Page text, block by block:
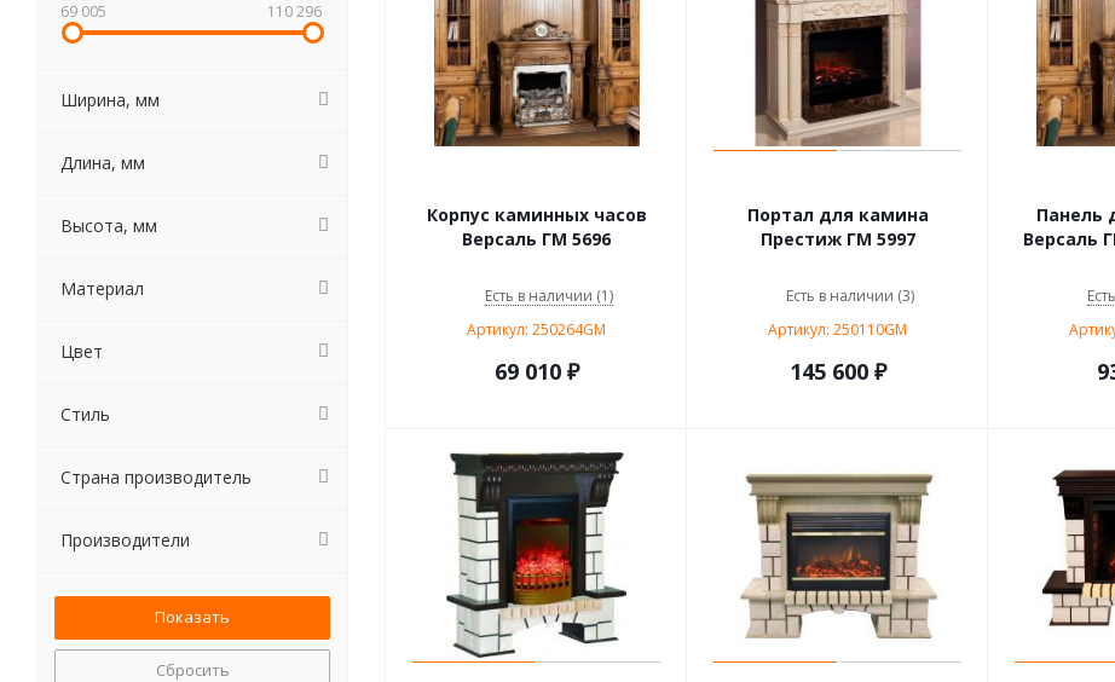
Корпус каминных часов
Версаль ГМ 5696
Есть в наличии (1)
Артикул: 250264GM
69 010₽
Портал для камина
Престиж ГМ 5997
Есть в наличии (3)
Артикул: 250110GM
145 600 ₽
Панель
Версаль
69 005 110 296
Ширина, мм
Длина, мм
Высота, мм
Материал
Цвет
Стиль
Страна производитель
Производители
Сбросить